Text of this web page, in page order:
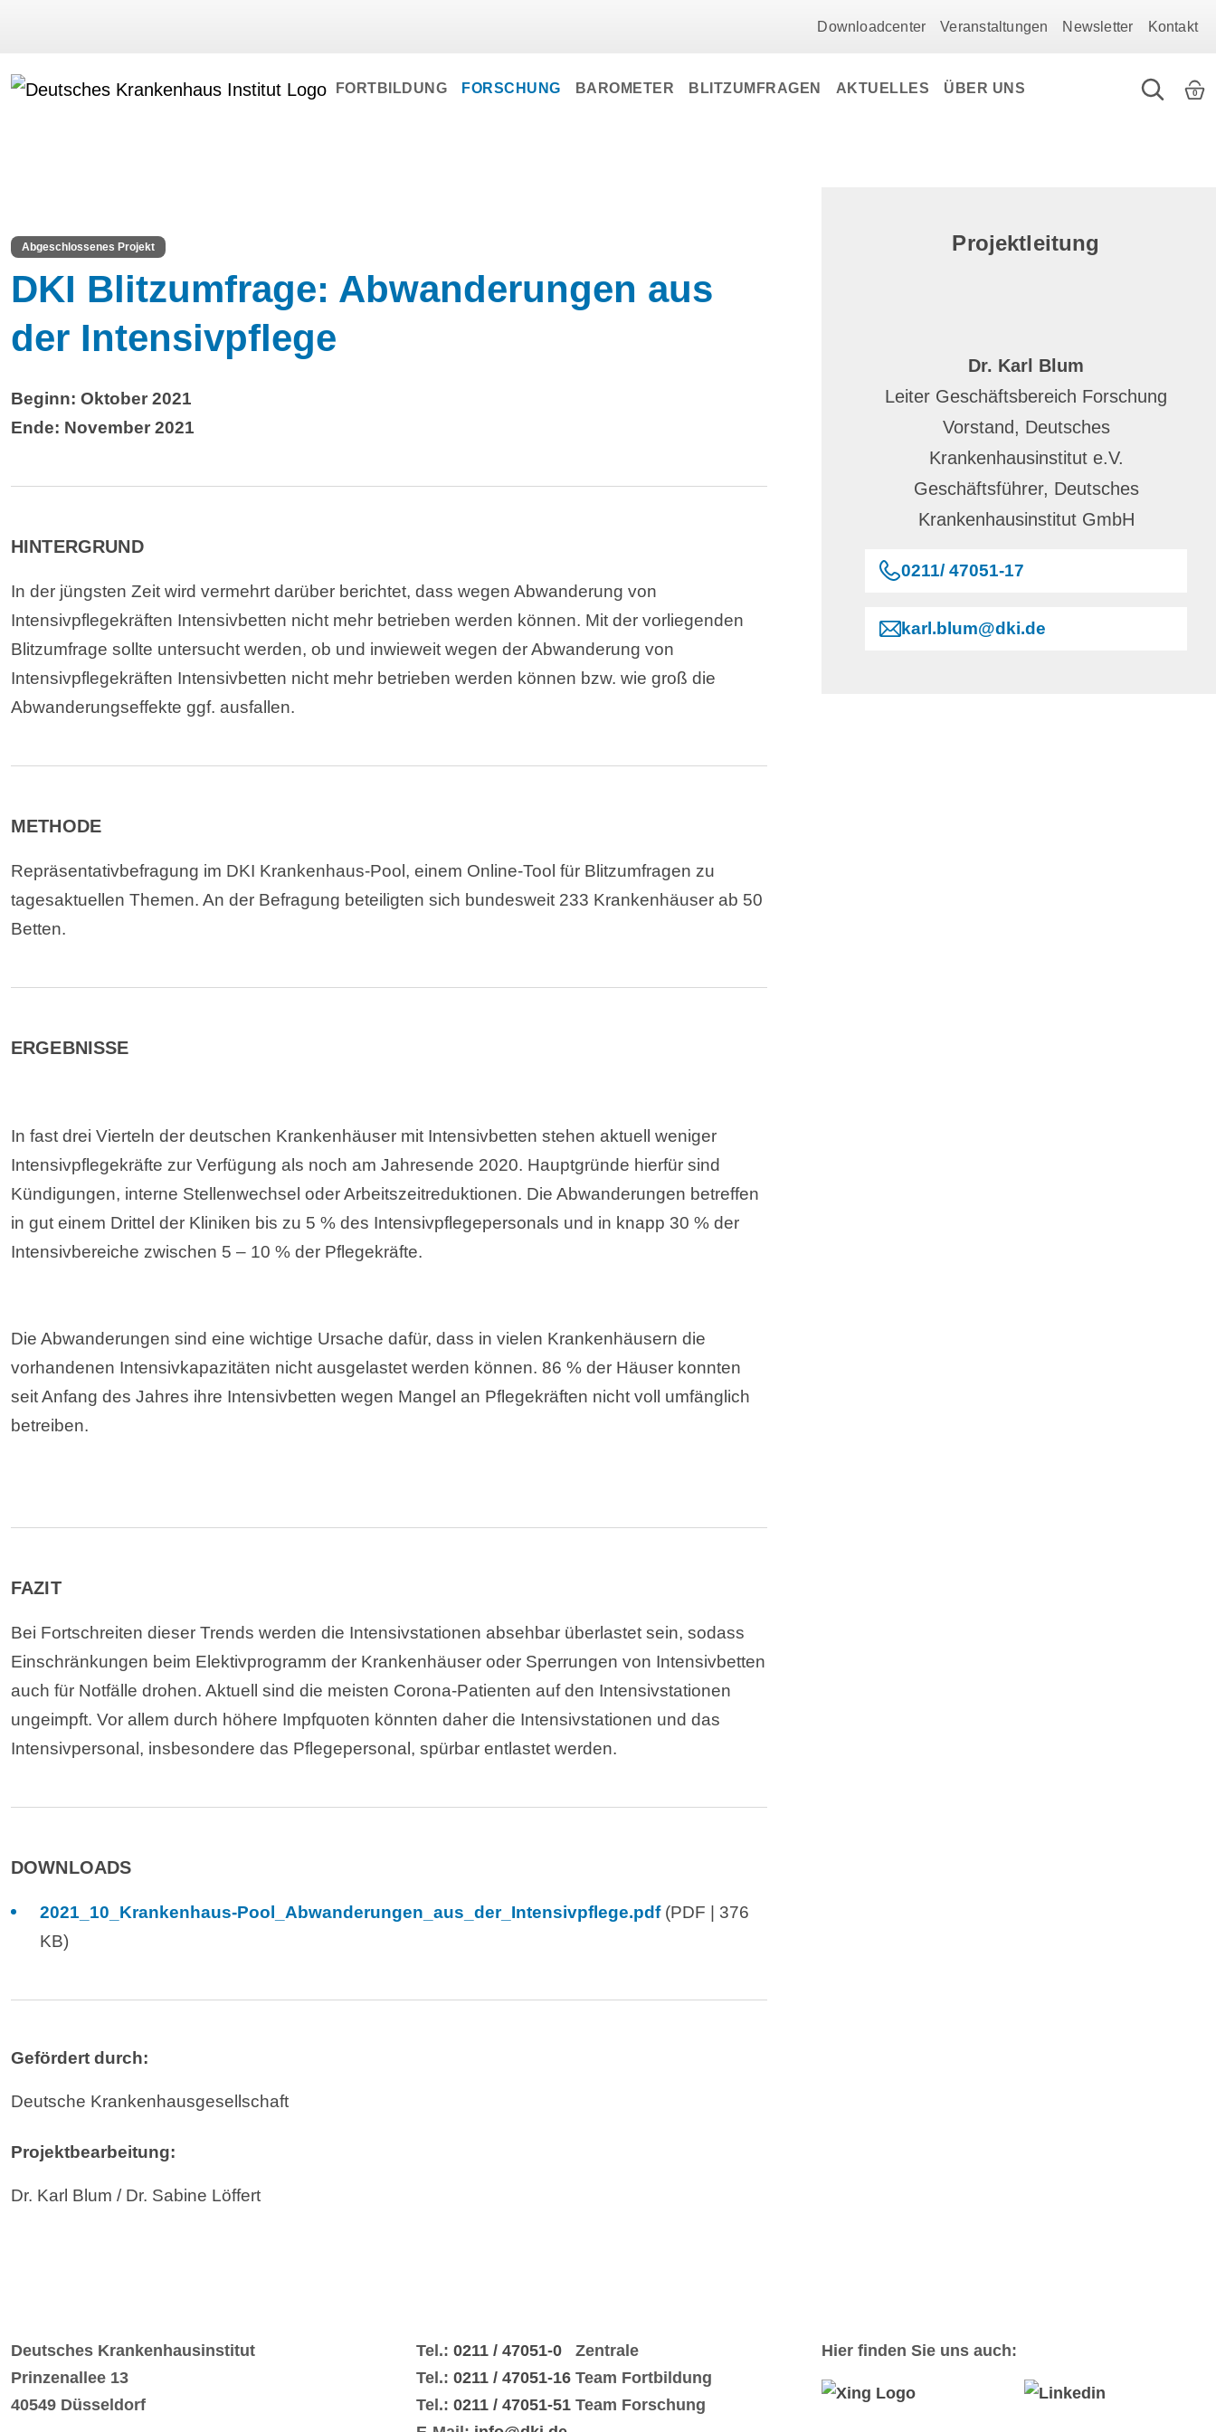
Downloadcenter Veranstaltungen Newsletter Kontakt
FORTBILDUNG FORSCHUNG BAROMETER BLITZUMFRAGEN AKTUELLES ÜBER UNS 0
Abgeschlossenes Projekt
DKI Blitzumfrage: Abwanderungen aus
der Intensivpflege
Beginn: Oktober 2021
Ende: November 2021
HINTERGRUND
In der jüngsten Zeit wird vermehrt darüber berichtet, dass wegen Abwanderung von
Intensivpflegekräften Intensivbetten nicht mehr betrieben werden können. Mit der vorliegenden
Blitzumfrage sollte untersucht werden, ob und inwieweit wegen der Abwanderung von
Intensivpflegekräften Intensivbetten nicht mehr betrieben werden können bzw. wie groß die
Abwanderungseffekte ggf. ausfallen.
METHODE
Repräsentativbefragung im DKI Krankenhaus-Pool, einem Online-Tool für Blitzumfragen zu
tagesaktuellen Themen. An der Befragung beteiligten sich bundesweit 233 Krankenhäuser ab 50
Betten.
ERGEBNISSE
In fast drei Vierteln der deutschen Krankenhäuser mit Intensivbetten stehen aktuell weniger
Intensivpflegekräfte zur Verfügung als noch am Jahresende 2020. Hauptgründe hierfür sind
Kündigungen, interne Stellenwechsel oder Arbeitszeitreduktionen. Die Abwanderungen betreffen
in gut einem Drittel der Kliniken bis zu 5 % des Intensivpflegepersonals und in knapp 30 % der
Intensivbereiche zwischen 5 – 10 % der Pflegekräfte.
Die Abwanderungen sind eine wichtige Ursache dafür, dass in vielen Krankenhäusern die
vorhandenen Intensivkapazitäten nicht ausgelastet werden können. 86 % der Häuser konnten
seit Anfang des Jahres ihre Intensivbetten wegen Mangel an Pflegekräften nicht voll umfänglich
betreiben.
FAZIT
Bei Fortschreiten dieser Trends werden die Intensivstationen absehbar überlastet sein, sodass
Einschränkungen beim Elektivprogramm der Krankenhäuser oder Sperrungen von Intensivbetten
auch für Notfälle drohen. Aktuell sind die meisten Corona-Patienten auf den Intensivstationen
ungeimpft. Vor allem durch höhere Impfquoten könnten daher die Intensivstationen und das
Intensivpersonal, insbesondere das Pflegepersonal, spürbar entlastet werden.
DOWNLOADS
2021_10_Krankenhaus-Pool_Abwanderungen_aus_der_Intensivpflege.pdf (PDF | 376
KB)
Gefördert durch:
Deutsche Krankenhausgesellschaft
Projektbearbeitung:
Dr. Karl Blum / Dr. Sabine Löffert
Projektleitung
Dr. Karl Blum
Leiter Geschäftsbereich Forschung
Vorstand, Deutsches
Krankenhausinstitut e.V.
Geschäftsführer, Deutsches
Krankenhausinstitut GmbH
0211/ 47051-17
karl.blum@dki.de
Deutsches Krankenhausinstitut
Prinzenallee 13
40549 Düsseldorf
Tel.: 0211 / 47051-0 Zentrale
Tel.: 0211 / 47051-16 Team Fortbildung
Tel.: 0211 / 47051-51 Team Forschung
Hier finden Sie uns auch: